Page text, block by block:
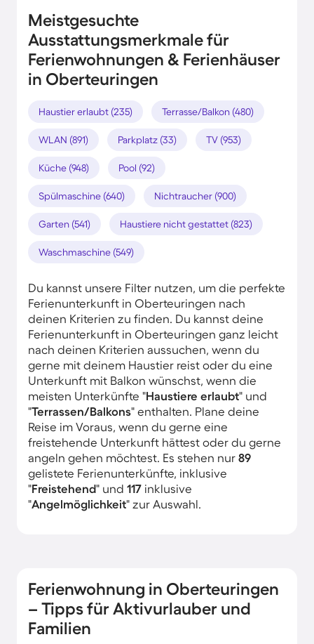
Meistgesuchte
Ausstattungsmerkmale für
Ferienwohnungen & Ferienhäuser
in Oberteuringen
Haustier erlaubt (235) Terrasse/Balkon (480)
WLAN (891) Parkplatz (33) TV (953)
Küche (948) Pool (92)
Spülmaschine (640) Nichtraucher (900)
Garten (541) Haustiere nicht gestattet (823)
Waschmaschine (549)
Du kannst unsere Filter nutzen, um die perfekte
Ferienunterkunft in Oberteuringen nach
deinen Kriterien zu finden. Du kannst deine
Ferienunterkunft in Oberteuringen ganz leicht
nach deinen Kriterien aussuchen, wenn du
gerne mit deinem Haustier reist oder du eine
Unterkunft mit Balkon wünschst, wenn die
meisten Unterkünfte "Haustiere erlaubt" und
"Terrassen/Balkons" enthalten. Plane deine
Reise im Voraus, wenn du gerne eine
freistehende Unterkunft hättest oder du gerne
angeln gehen möchtest. Es stehen nur 89
gelistete Ferienunterkünfte, inklusive
"Freistehend" und 117 inklusive
"Angelmöglichkeit" zur Auswahl.
Ferienwohnung in Oberteuringen
– Tipps für Aktivurlauber und
Familien